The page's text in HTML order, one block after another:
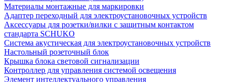
Материалы монтажные для маркировки
Адаптер переходный для электроустановочных устройств
Аксессуары для розетки/вилки с защитным контактом
стандарта SCHUKO
Система акустическая для электроустановочных устройств
Настольный розеточный блок
Крышка блока световой сигнализации
Контроллер для управления системой освещения
Элемент интеллектуального управления